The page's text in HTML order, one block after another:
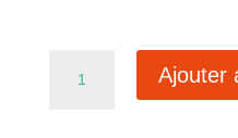
Ajouter